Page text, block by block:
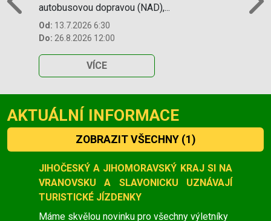
autobusovou dopravou (NAD),...
Od: 13.7.2026 6:30
Do: 26.8.2026 12:00
VÍCE
Previous
AKTUÁLNÍ INFORMACE
ZOBRAZIT VŠECHNY (1)
Slide 1 of 1
JIHOČESKÝ A JIHOMORAVSKÝ KRAJ SI NA
VRANOVSKU A SLAVONICKU UZNÁVAJÍ
TURISTICKÉ JÍZDENKY
Máme skvělou novinku pro všechny výletníky